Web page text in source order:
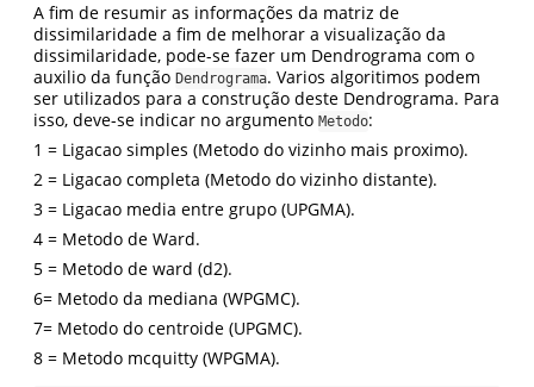
A fim de resumir as informações da matriz de
dissimilaridade a fim de melhorar a visualização da
dissimilaridade, pode-se fazer um Dendrograma com o
auxilio da função Dendrograma. Varios algoritimos podem
ser utilizados para a construção deste Dendrograma. Para
isso, deve-se indicar no argumento Metodo:
1 = Ligacao simples (Metodo do vizinho mais proximo).
2 = Ligacao completa (Metodo do vizinho distante).
3 = Ligacao media entre grupo (UPGMA).
4 = Metodo de Ward.
5 = Metodo de ward (d2).
6= Metodo da mediana (WPGMC).
7= Metodo do centroide (UPGMC).
8 = Metodo mcquitty (WPGMA).